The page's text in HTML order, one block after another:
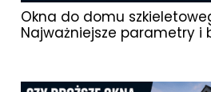
Okna do domu
Najważniejsze parametry i